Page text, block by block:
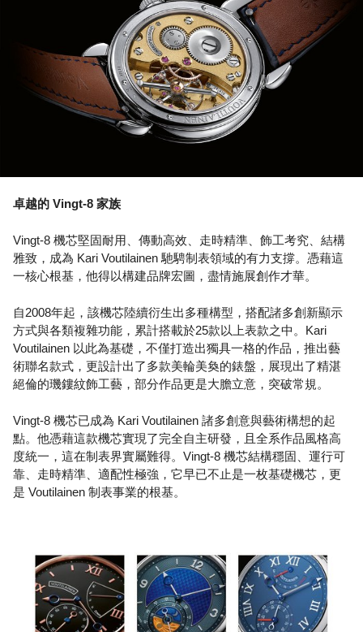
卓越的 Vingt-8 家族
Vingt-8 機芯堅固耐用、傳動高效、走時精準、飾工考究、結構
雅致，成為 Kari Voutilainen 馳騁制表領域的有力支撐。憑藉這
一核心根基，他得以構建品牌宏圖，盡情施展創作才華。
自2008年起，該機芯陸續衍生出多種構型，搭配諸多創新顯示
方式與各類複雜功能，累計搭載於25款以上表款之中。Kari
Voutilainen 以此為基礎，不僅打造出獨具一格的作品，推出藝
術聯名款式，更設計出了多款美輪美奐的錶盤，展現出了精湛
絕倫的璣鏤紋飾工藝，部分作品更是大膽立意，突破常規。
Vingt-8 機芯已成為 Kari Voutilainen 諸多創意與藝術構想的起
點。他憑藉這款機芯實現了完全自主研發，且全系作品風格高
度統一，這在制表界實屬難得。Vingt-8 機芯結構穩固、運行可
靠、走時精準、適配性極強，它早已不止是一枚基礎機芯，更
是 Voutilainen 制表事業的根基。